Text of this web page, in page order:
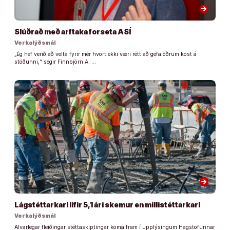
arrow_forward
Slúðrað með arftaka forseta ASÍ
Verkalýðsmál
„Ég hef verið að velta fyrir mér hvort ekki væri rétt að gefa öðrum kost á
stöðunni,“ segir Finnbjörn A. …
arrow_forward
Lágstéttarkarl lifir 5,1 ári skemur en millistéttarkarl
Verkalýðsmál
Alvarlegar fleiðingar stéttaskiptingar koma fram í upplýsingum Hagstofunnar